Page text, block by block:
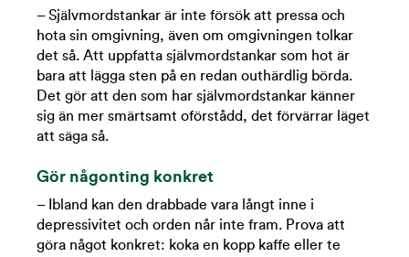
– Självmordstankar är inte försök att pressa och
hota sin omgivning, även om omgivningen tolkar
det så. Att uppfatta självmordstankar som hot är
bara att lägga sten på en redan outhärdlig börda.
Det gör att den som har självmordstankar känner
sig än mer smärtsamt oförstådd, det förvärrar läget
att säga så.
Gör någonting konkret
– Ibland kan den drabbade vara långt inne i
depressivitet och orden når inte fram. Prova att
göra något konkret: koka en kopp kaffe eller te